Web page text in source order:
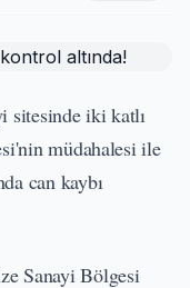
sitesinde iki katlı
müdahalesi ile
can kaybı
Sanayi Bölgesi